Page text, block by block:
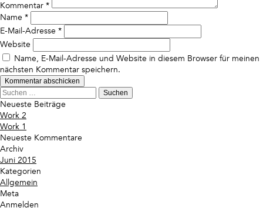
Kommentar *
Name *
E-Mail-Adresse *
Website
Name, E-Mail-Adresse und Website in diesem Browser für meinen
nächsten Kommentar speichern.
Suchen
nach:
Neueste Beiträge
Work 2
Work 1
Neueste Kommentare
Archiv
Juni 2015
Kategorien
Allgemein
Meta
Anmelden